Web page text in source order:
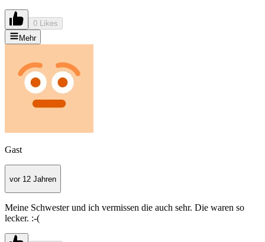
0 Likes
Mehr
Gast
vor 12 Jahren
Meine Schwester und ich vermissen die auch sehr. Die waren so
lecker. :-(